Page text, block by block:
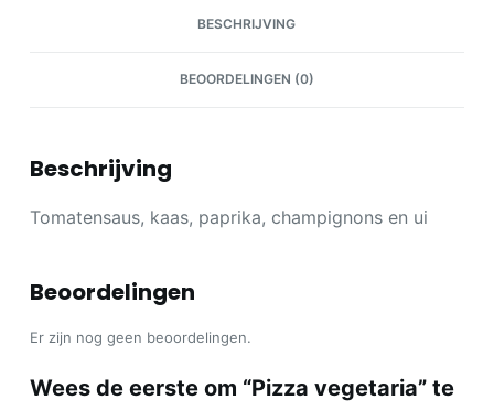
BESCHRIJVING
BEOORDELINGEN (0)
Beschrijving
Tomatensaus, kaas, paprika, champignons en ui
Beoordelingen
Er zijn nog geen beoordelingen.
Wees de eerste om “Pizza vegetaria” te